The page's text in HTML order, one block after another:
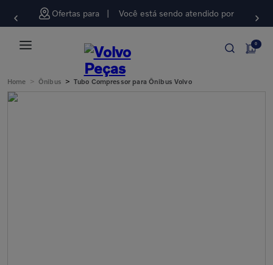
Ofertas para Você está sendo atendido por
0
Home > Ônibus > Tubo Compressor para Ônibus Volvo